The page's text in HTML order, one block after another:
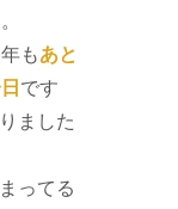
もあと
です
ました
ってる